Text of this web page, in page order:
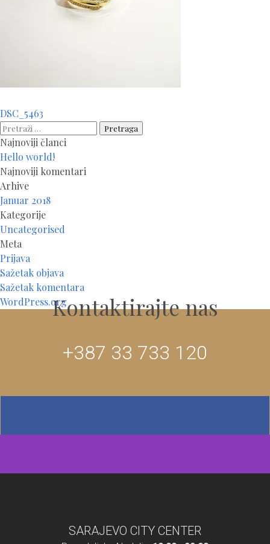
Navigacija
članaka
DSC_5463
Pretraga:
Najnoviji članci
Hello world!
Najnoviji komentari
Arhive
Januar 2018
Kategorije
Uncategorised
Meta
Prijava
Sažetak objava
Sažetak komentara
WordPress.orgKontaktirajte nas
+387 33 733 120
SARAJEVO CITY CENTER